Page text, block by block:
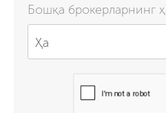
Бошқа брокерларнинг
Ҳа